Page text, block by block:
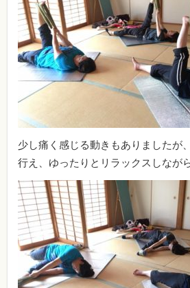
少し痛く感じる動きもありましたが
行え、ゆったりとリラックスしなが